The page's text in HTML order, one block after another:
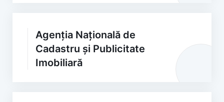
Agenția Națională de
Cadastru și Publicitate
Imobiliară